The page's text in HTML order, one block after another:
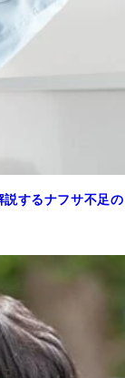
するナフサ不足の